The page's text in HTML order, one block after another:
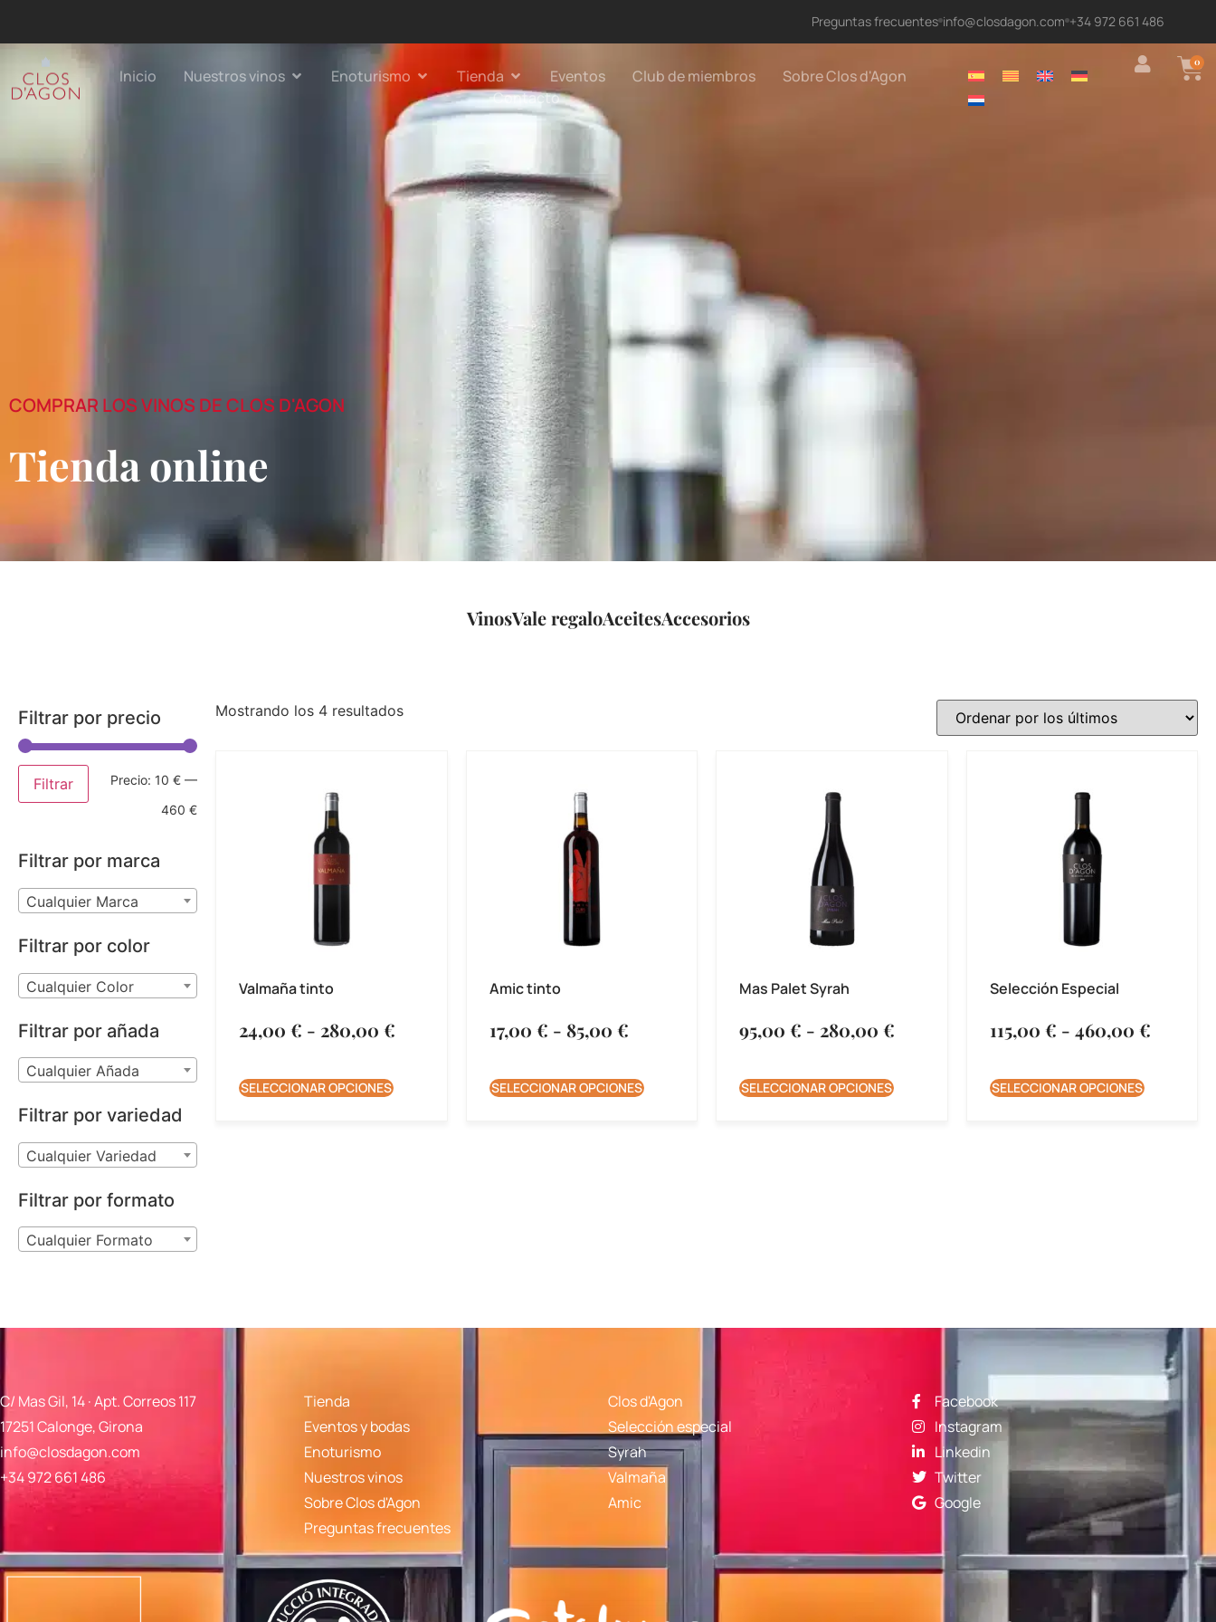
Preguntas frecuentes info@closdagon.com +34 972 661 486
Inicio Nuestros vinos Enoturismo Tienda Eventos Club de miembros
Sobre Clos d'Agon
Contacto
0
COMPRAR LOS VINOS DE CLOS D'AGON
Tienda online
VinosVale regaloAceitesAccesorios
Filtrar por precio
Filtrar Precio: 10 € —
460 €
Filtrar por marca
Cualquier Marca
Filtrar por color
Cualquier Color
Filtrar por añada
Cualquier Añada
Filtrar por variedad
Cualquier Variedad
Filtrar por formato
Cualquier Formato
Mostrando los 4 resultados
Valmaña tinto
24,00€ - 280,00€
SELECCIONAR OPCIONES
Amic tinto
17,00 € - 85,00 €
SELECCIONAR OPCIONES
Mas Palet Syrah
95,00€ - 280,00€
SELECCIONAR OPCIONES
Selección Especial
115,00 € - 460,00 €
SELECCIONAR OPCIONES
C/ Mas Gil, 14 · Apt. Correos 117
17251 Calonge, Girona
info@closdagon.com
+34 972 661 486
Tienda
Eventos y bodas
Enoturismo
Nuestros vinos
Sobre Clos d'Agon
Preguntas frecuentes
Clos d'Agon
Selección especial
Syrah
Valmaña
Amic
Facebook
Instagram
Linkedin
Twitter
Google